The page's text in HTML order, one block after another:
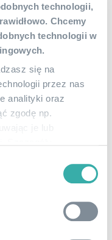
technologii,
Chcemy
technologii w
się na
przez nas
analityki oraz
zgodę np.
Partner of Client
Profit Drejling i
of the Poznań
For over
micro, small,
in accounting
auditing, and